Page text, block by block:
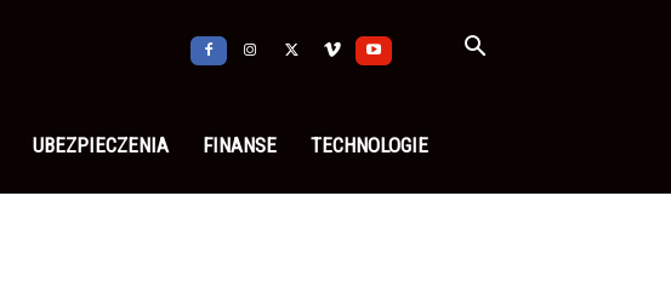
UBEZPIECZENIA FINANSE TECHNOLOGIE